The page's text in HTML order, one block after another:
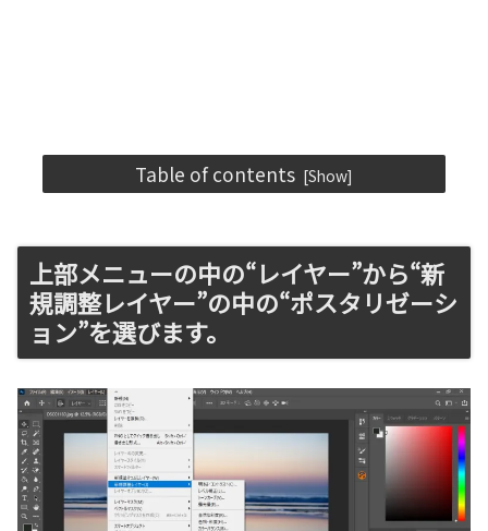
Table of contents
上部メニューの中の“レイヤー”から“新
規調整レイヤー”の中の“ポスタリゼーシ
ョン”を選びます。